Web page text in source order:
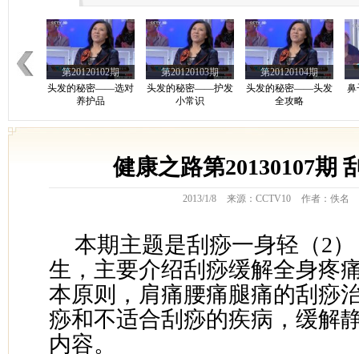
第20120102期
头发的秘密——选对
养护品
第20120103期
头发的秘密——护发
小常识
第20120104期
头发的秘密——头发
全攻略
鼻
第20120107期
第20120108期
消化道疾病
第20101030期
营养全面薯第一1
健康之路第20130107期
2013/1/8 来源：CCTV10 作者：佚名
本期主题是刮痧一身轻（2
生，主要介绍刮痧缓解全身疼
本原则，肩痛腰痛腿痛的刮痧
痧和不适合刮痧的疾病，缓解
内容。